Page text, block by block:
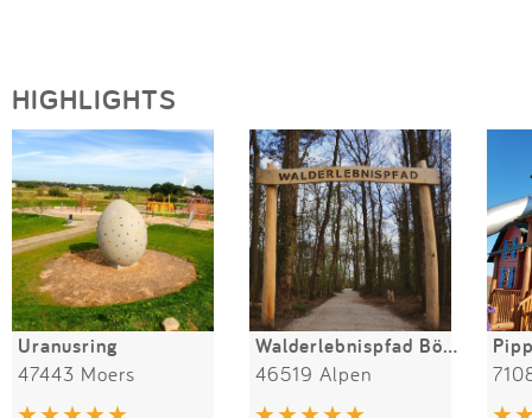
HIGHLIGHTS
Uranusring
47443 Moers
Walderlebnispfad Bönninghardt
46519 Alpen